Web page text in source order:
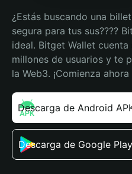
¿Estás buscando una
segura para tus sus????
ideal. Bitget Wallet
millones de usuarios y te
la Web3. ¡Comienza
Descarga de Android
Descarga de Google Play